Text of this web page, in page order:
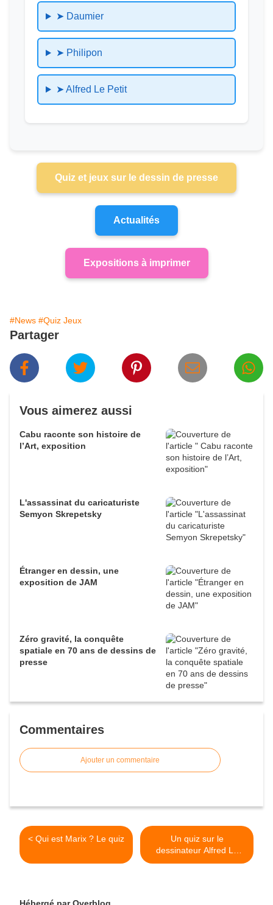
➤ Daumier
➤ Philipon
➤ Alfred Le Petit
Quiz et jeux sur le dessin de presse
Actualités
Expositions à imprimer
#News #Quiz Jeux
Partager
Vous aimerez aussi
Cabu raconte son histoire de
l’Art, exposition
L'assassinat du caricaturiste
Semyon Skrepetsky
Étranger en dessin, une
exposition de JAM
Zéro gravité, la conquête
spatiale en 70 ans de dessins de
presse
Commentaires
Ajouter un commentaire
< Qui est Marix ? Le quiz
Un quiz sur le
dessinateur Alfred Le
Petit >